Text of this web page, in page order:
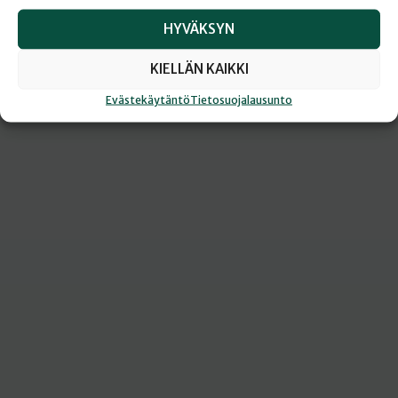
HYVÄKSYN
KIELLÄN KAIKKI
EvästekäytäntöTietosuojalausunto
Tilaan verkkolukuoikeuden